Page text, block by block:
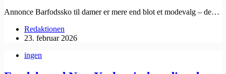
Annonce Barfodssko til damer er mere end blot et modevalg – de…
Redaktionen
23. februar 2026
ingen